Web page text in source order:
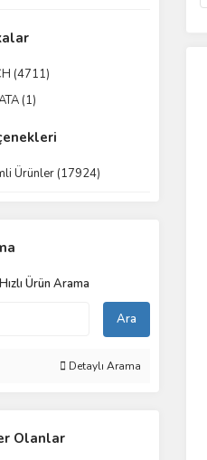
(4711)
(1)
Ürünler (17924)
Hızlı Ürün Arama
Ara
Detaylı Arama
Olanlar